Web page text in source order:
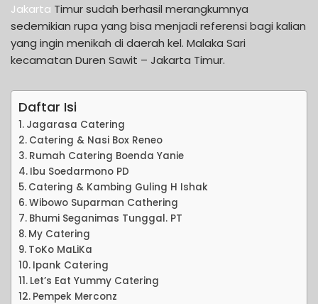
Jakarta Timur sudah berhasil merangkumnya
sedemikian rupa yang bisa menjadi referensi bagi kalian
yang ingin menikah di daerah kel. Malaka Sari
kecamatan Duren Sawit – Jakarta Timur.
Daftar Isi
Jagarasa Catering
Catering & Nasi Box Reneo
Rumah Catering Boenda Yanie
Ibu Soedarmono PD
Catering & Kambing Guling H Ishak
Wibowo Suparman Cathering
Bhumi Seganimas Tunggal. PT
My Catering
ToKo MaLiKa
Ipank Catering
Let’s Eat Yummy Catering
Pempek Merconz